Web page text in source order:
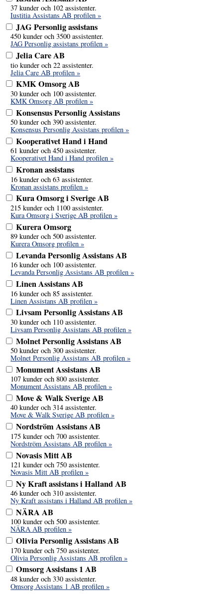
37 kunder och 102 assistenter.
Iustitia Assistans AB profilen »
JAG Personlig assistans
450 kunder och 3500 assistenter.
JAG Personlig assistans profilen »
Jelia Care AB
tio kunder och 22 assistenter.
Jelia Care AB profilen »
KMK Omsorg AB
30 kunder och 100 assistenter.
KMK Omsorg AB profilen »
Konsensus Personlig Assistans
50 kunder och 390 assistenter.
Konsensus Personlig Assistans profilen »
Kooperativet Hand i Hand
61 kunder och 450 assistenter.
Kooperativet Hand i Hand profilen »
Kronan assistans
16 kunder och 63 assistenter.
Kronan assistans profilen »
Kura Omsorg i Sverige AB
215 kunder och 1100 assistenter.
Kura Omsorg i Sverige AB profilen »
Kurera Omsorg
89 kunder och 500 assistenter.
Kurera Omsorg profilen »
Levanda Personlig Assistans AB
16 kunder och 100 assistenter.
Levanda Personlig Assistans AB profilen »
Linen Assistans AB
16 kunder och 85 assistenter.
Linen Assistans AB profilen »
Livsam Personlig Assistans AB
30 kunder och 110 assistenter.
Livsam Personlig Assistans AB profilen »
Molnet Personlig Assistans AB
50 kunder och 300 assistenter.
Molnet Personlig Assistans AB profilen »
Monument Assistans AB
107 kunder och 800 assistenter.
Monument Assistans AB profilen »
Move & Walk Sverige AB
40 kunder och 314 assistenter.
Move & Walk Sverige AB profilen »
Nordström Assistans AB
175 kunder och 700 assistenter.
Nordström Assistans AB profilen »
Novasis Mitt AB
121 kunder och 750 assistenter.
Novasis Mitt AB profilen »
Ny Kraft assistans i Halland AB
46 kunder och 310 assistenter.
Ny Kraft assistans i Halland AB profilen »
NÄRA AB
100 kunder och 500 assistenter.
NÄRA AB profilen »
Olivia Personlig Assistans AB
170 kunder och 750 assistenter.
Olivia Personlig Assistans AB profilen »
Omsorg Assistans 1 AB
48 kunder och 330 assistenter.
Omsorg Assistans 1 AB profilen »